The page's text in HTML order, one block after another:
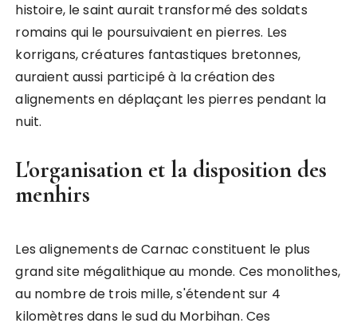
histoire, le saint aurait transformé des soldats
romains qui le poursuivaient en pierres. Les
korrigans, créatures fantastiques bretonnes,
auraient aussi participé à la création des
alignements en déplaçant les pierres pendant la
nuit.
L'organisation et la disposition des
menhirs
Les alignements de Carnac constituent le plus
grand site mégalithique au monde. Ces monolithes,
au nombre de trois mille, s'étendent sur 4
kilomètres dans le sud du Morbihan. Ces